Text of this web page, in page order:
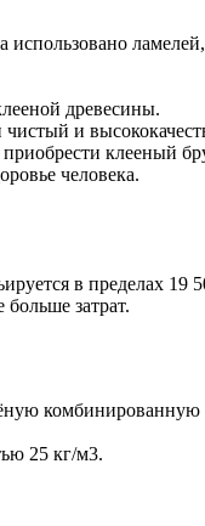
использовано
древесины.
и
клееный
человека.
в пределах
затрат.
25 кг/м3.